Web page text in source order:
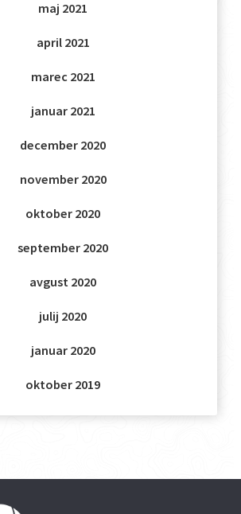
maj 2021
april 2021
marec 2021
januar 2021
december 2020
november 2020
oktober 2020
september 2020
avgust 2020
julij 2020
januar 2020
oktober 2019